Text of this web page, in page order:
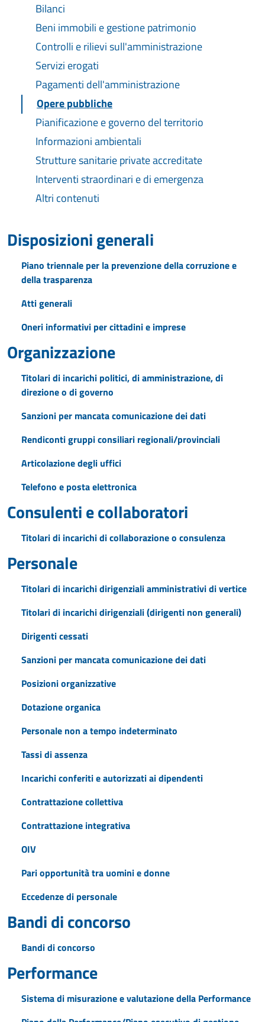
Bilanci
Beni immobili e gestione patrimonio
Controlli e rilievi sull'amministrazione
Servizi erogati
Pagamenti dell'amministrazione
Opere pubbliche
Pianificazione e governo del territorio
Informazioni ambientali
Strutture sanitarie private accreditate
Interventi straordinari e di emergenza
Altri contenuti
Disposizioni generali
Piano triennale per la prevenzione della corruzione e
della trasparenza
Atti generali
Oneri informativi per cittadini e imprese
Organizzazione
Titolari di incarichi politici, di amministrazione, di
direzione o di governo
Sanzioni per mancata comunicazione dei dati
Rendiconti gruppi consiliari regionali/provinciali
Articolazione degli uffici
Telefono e posta elettronica
Consulenti e collaboratori
Titolari di incarichi di collaborazione o consulenza
Personale
Titolari di incarichi dirigenziali amministrativi di vertice
Titolari di incarichi dirigenziali (dirigenti non generali)
Dirigenti cessati
Sanzioni per mancata comunicazione dei dati
Posizioni organizzative
Dotazione organica
Personale non a tempo indeterminato
Tassi di assenza
Incarichi conferiti e autorizzati ai dipendenti
Contrattazione collettiva
Contrattazione integrativa
OIV
Pari opportunità tra uomini e donne
Eccedenze di personale
Bandi di concorso
Bandi di concorso
Performance
Sistema di misurazione e valutazione della Performance